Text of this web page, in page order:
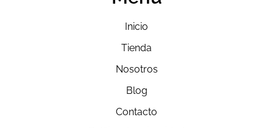
Inicio
Tienda
Nosotros
Blog
Contacto